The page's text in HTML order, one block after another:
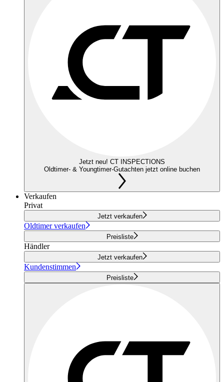
Jetzt neu! CT INSPECTIONS
Oldtimer- & Youngtimer-Gutachten jetzt online buchen
Verkaufen
Privat
Jetzt verkaufen
Oldtimer verkaufen
Preisliste
Händler
Jetzt verkaufen
Kundenstimmen
Preisliste